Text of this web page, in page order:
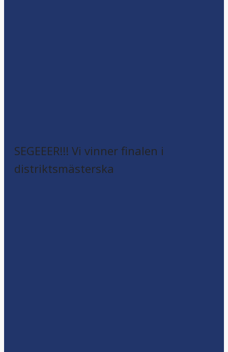
SEGEEER!!! Vi vinner finalen i
distriktsmästerska